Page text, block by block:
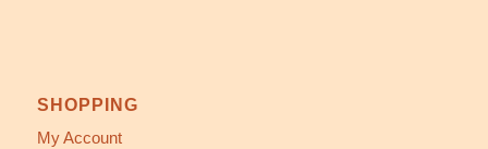
SHOPPING
My Account